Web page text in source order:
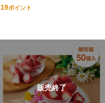
19ポイント
販売終了